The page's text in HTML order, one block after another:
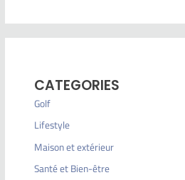
CATEGORIES
Golf
Lifestyle
Maison et extérieur
Santé et Bien-être